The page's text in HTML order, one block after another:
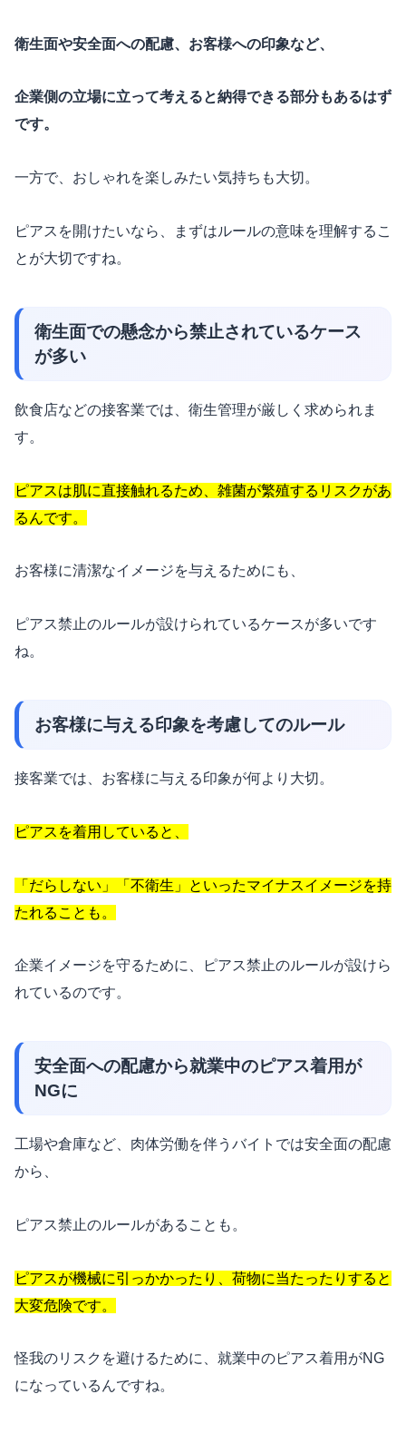
衛生面や安全面への配慮、お客様への印象など、
企業側の立場に立って考えると納得できる部分もあるはず
です。
一方で、おしゃれを楽しみたい気持ちも大切。
ピアスを開けたいなら、まずはルールの意味を理解するこ
とが大切ですね。
衛生面での懸念から禁止されているケース
が多い
飲食店などの接客業では、衛生管理が厳しく求められま
す。
ピアスは肌に直接触れるため、雑菌が繁殖するリスクがあ
るんです。
お客様に清潔なイメージを与えるためにも、
ピアス禁止のルールが設けられているケースが多いです
ね。
お客様に与える印象を考慮してのルール
接客業では、お客様に与える印象が何より大切。
ピアスを着用していると、
「 だらしない」「不衛生」といったマイナスイメージを持
たれることも。
企業イメージを守るために、ピアス禁止のルールが設けら
れているのです。
安全面への配慮から就業中のピアス着用が
NGに
工場や倉庫など、肉体労働を伴うバイトでは安全面の配慮
から、
ピアス禁止のルールがあることも。
ピアスが機械に引っかかったり、荷物に当たったりすると
大変危険です。
怪我のリスクを避けるために、就業中のピアス着用がNG
になっているんですね。